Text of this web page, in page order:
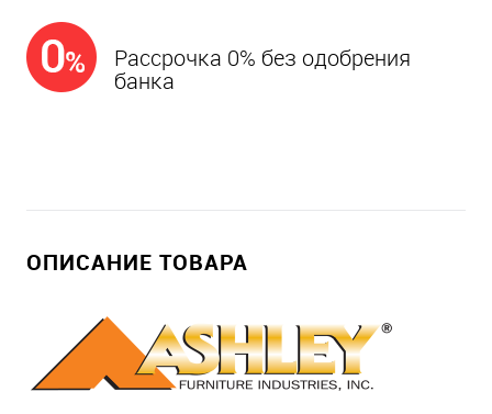
Рассрочка 0% без одобрения
банка
ОПИСАНИЕ ТОВАРА